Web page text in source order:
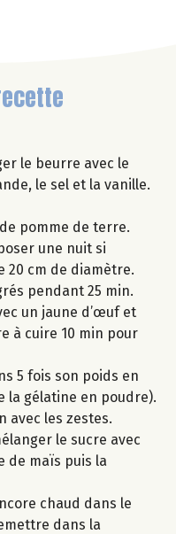
le beurre avec le
le sel et la vanille.
pomme de terre.
une nuit si
20 cm de diamètre.
pendant 25 min.
un jaune d’œuf et
à cuire 10 min pour
5 fois son poids en
la gélatine en poudre).
avec les zestes.
le sucre avec
de maïs puis la
chaud dans le
dans la